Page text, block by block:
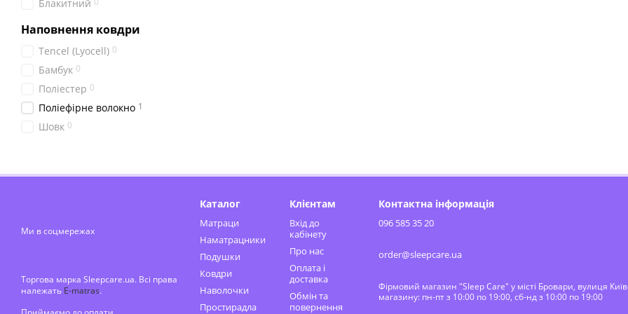
Блакитний
Наповнення ковдри
Tencel (Lyocell) 0
Бамбук 0
Поліестер 0
Поліефірне волокно 1
Шовк 0
Ми в соцмережах
Торгова марка Sleepcare.ua. Всі права
належать E-matras.
Каталог
Матраци
Наматрацники
Подушки
Ковдри
Наволочки
Простирадла
Клієнтам
Вхід до
кабінету
Про нас
Оплата і
доставка
Обмін та
повернення
Контактна інформація
096 585 35 20
order@sleepcare.ua
Фірмовий магазин "Sleep Care" у місті Бровари, вулиця
магазину: пн-пт з 10:00 по 19:00, сб-нд з 10:00 по 19:00